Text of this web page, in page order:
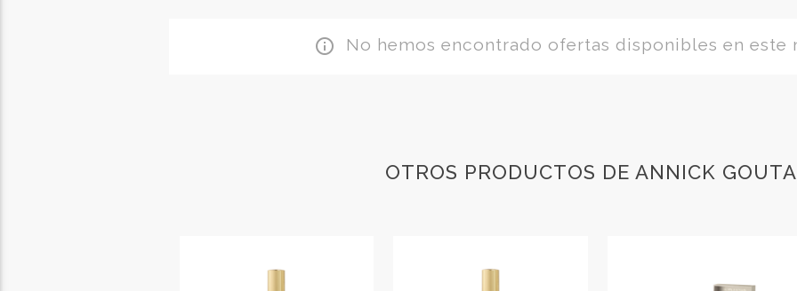
info_outline No hemos encontrado ofertas disponibles en este
OTROS PRODUCTOS DE ANNICK